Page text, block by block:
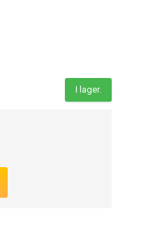
I lager.